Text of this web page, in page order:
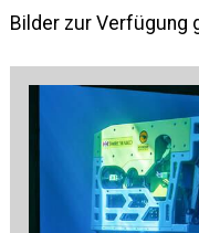
Bilder zur Verfügung